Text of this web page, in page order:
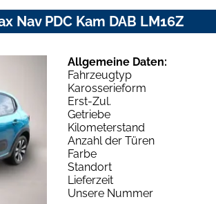
Nav PDC Kam DAB LM16Z
Allgemeine Daten:
Fahrzeugtyp
Karosserieform
Erst-Zul.
Getriebe
Kilometerstand
Anzahl der Türen
Farbe
Standort
Lieferzeit
Unsere Nummer